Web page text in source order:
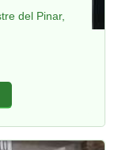
del Pinar,